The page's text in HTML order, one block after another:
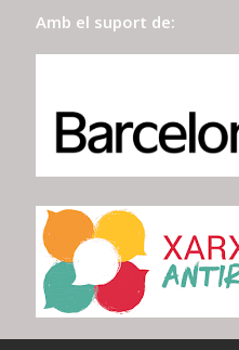
Amb el suport de: